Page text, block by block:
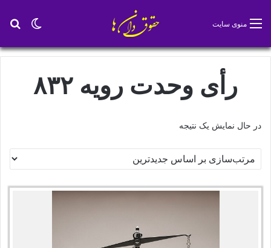
تغییر منوی سایت
رأی وحدت رویه ۸۳۲
در حال نمایش یک نتیجه